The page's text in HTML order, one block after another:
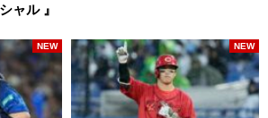
ャル 』
NEW NEW